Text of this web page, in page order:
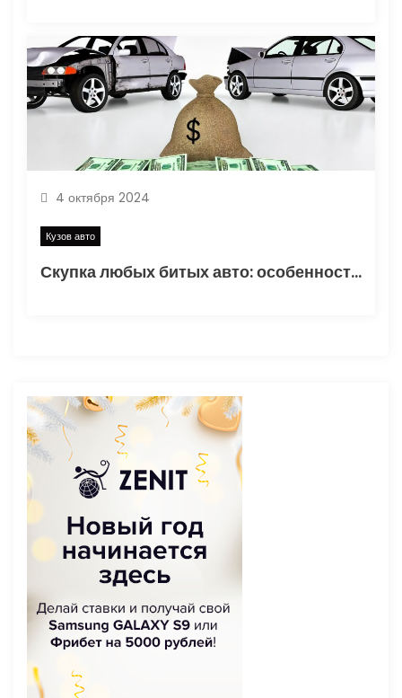
4 октября 2024
Кузов авто
Скупка любых битых авто: особенности и советы